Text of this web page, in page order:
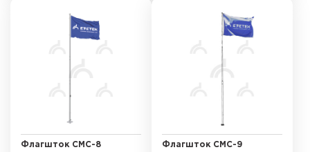
Флагшток СМС-8 Флагшток СМС-9